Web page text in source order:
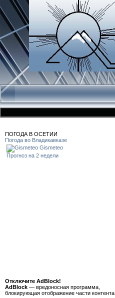
ПОГОДА В ОСЕТИИ
Погода во Владикавказе
Gismeteo
Прогноз на 2 недели
Отключите AdBlock!
AdBlock — вредоносная программа,
блокирующая отображение части контента.